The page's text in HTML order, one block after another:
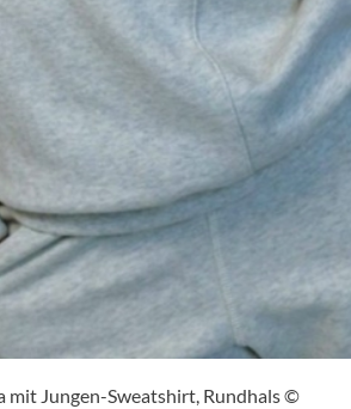
mit Jungen-Sweatshirt, Rundhals ©